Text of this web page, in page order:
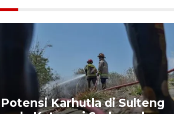
Potensi Karhutla di Sulteng